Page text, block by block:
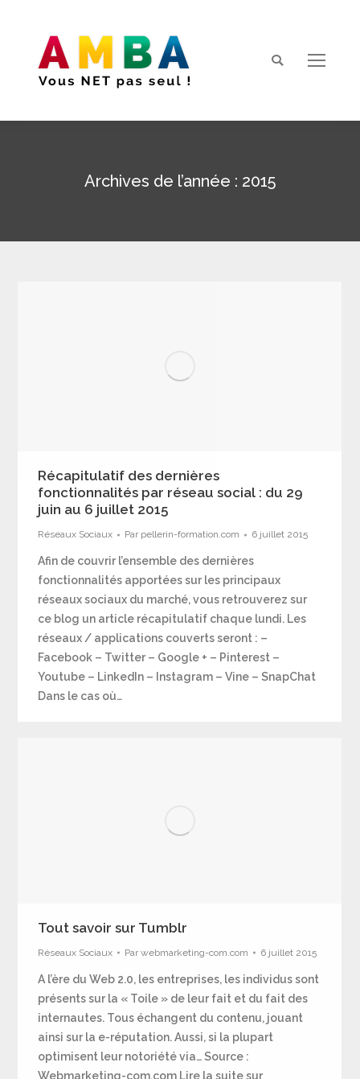
Search:
Archives de l’année : 2015
Récapitulatif des dernières
fonctionnalités par réseau social : du 29
juin au 6 juillet 2015
Réseaux Sociaux Par pellerin-formation.com 6 juillet 2015
Afin de couvrir l’ensemble des dernières
fonctionnalités apportées sur les principaux
réseaux sociaux du marché, vous retrouverez sur
ce blog un article récapitulatif chaque lundi. Les
réseaux / applications couverts seront : –
Facebook – Twitter – Google + – Pinterest –
Youtube – LinkedIn – Instagram – Vine – SnapChat
Dans le cas où…
Tout savoir sur Tumblr
Réseaux Sociaux Parwebmarketing-com.com 6 juillet 2015
A l’ère du Web 2.0, les entreprises, les individus sont
présents sur la « Toile » de leur fait et du fait des
internautes. Tous échangent du contenu, jouant
ainsi sur la e-réputation. Aussi, si la plupart
optimisent leur notoriété via… Source :
Webmarketing-com.com Lire la suite sur